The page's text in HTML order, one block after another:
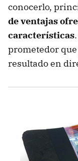
conocerlo,
de ventajas
características
prometedor
resultado en